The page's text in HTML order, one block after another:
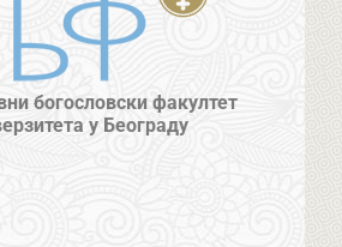
богословски факултет
у Београду